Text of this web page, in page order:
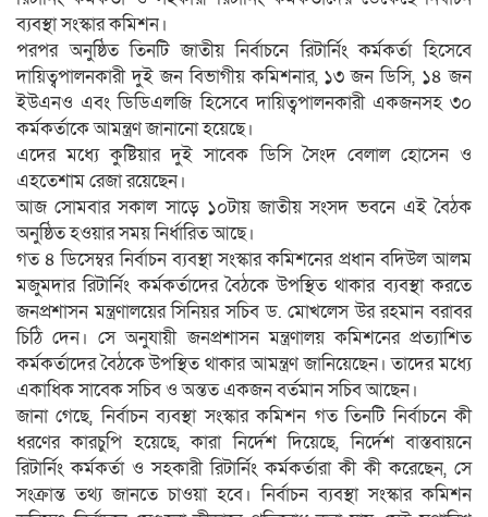
ব্যবস্থা সংস্কার কমিশন।
পরপর অনুষ্ঠিত তিনটি জাতীয় নির্বাচনে রিটার্নিং কর্মকর্তা হিসেবে
দায়িত্বপালনকারী দুই জন বিভাগীয় কমিশনার, ১৩ জন ডিসি, ১৪ জন
ইউএনও এবং ডিডিএলজি হিসেবে দায়িত্বপালনকারী একজনসহ ৩০
কর্মকর্তাকে আমন্ত্রণ জানানো হয়েছে।
এদের মধ্যে কুষ্টিয়ার দুই সাবেক ডিসি সৈংদ বেলাল হোসেন ও
এহতেশাম রেজা রয়েছেন।
আজ সোমবার সকাল সাড়ে ১০টায় জাতীয় সংসদ ভবনে এই বৈঠক
অনুষ্ঠিত হওয়ার সময় নির্ধারিত আছে।
গত ৪ ডিসেম্বর নির্বাচন ব্যবস্থা সংস্কার কমিশনের প্রধান বদিউল আলম
মজুমদার রিটার্নিং কর্মকর্তাদের বৈঠকে উপস্থিত থাকার ব্যবস্থা করতে
জনপ্রশাসন মন্ত্রণালয়ের সিনিয়র সচিব ড. মোখলেস উর রহমান বরাবর
চিঠি দেন। সে অনুযায়ী জনপ্রশাসন মন্ত্রণালয় কমিশনের প্রত্যাশিত
কর্মকর্তাদের বৈঠকে উপস্থিত থাকার আমন্ত্রণ জানিয়েছেন। তাদের মধ্যে
একাধিক সাবেক সচিব ও অন্তত একজন বর্তমান সচিব আছেন।
জানা গেছে, নির্বাচন ব্যবস্থা সংস্কার কমিশন গত তিনটি নির্বাচনে কী
ধরণের কারচুপি হয়েছে, কারা নির্দেশ দিয়েছে, নির্দেশ বাস্তবায়নে
রিটার্নিং কর্মকর্তা ও সহকারী রিটার্নিং কর্মকর্তারা কী কী করেছেন, সে
সংক্রান্ত তথ্য জানতে চাওয়া হবে। নির্বাচন ব্যবস্থা সংস্কার কমিশন